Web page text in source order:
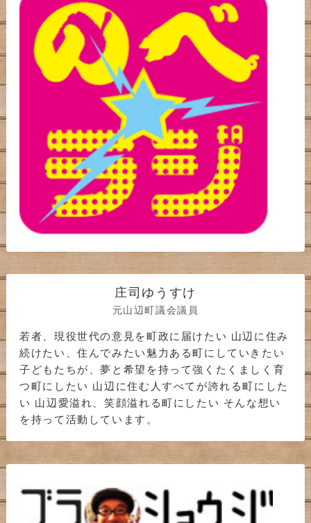
庄司ゆうすけ
元山辺町議会議員
若者、現役世代の意見を町政に届けたい 山辺に住み
続けたい、住んでみたい魅力ある町にしていきたい
子どもたちが、夢と希望を持って強くたくましく育
つ町にしたい 山辺に住む人すべてが誇れる町にした
い 山辺愛溢れ、笑顔溢れる町にしたい そんな想い
を持って活動しています。